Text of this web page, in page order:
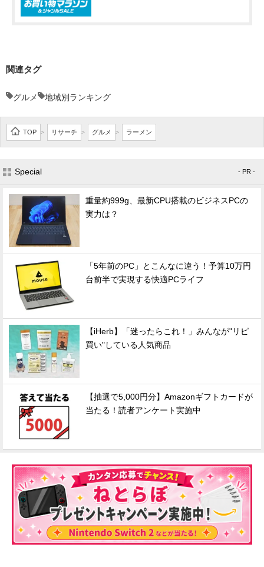
関連タグ
グルメ 地域別ランキング
TOP > リサーチ > グルメ > ラーメン
Special - PR -
重量約999g、最新CPU搭載のビジネスPCの
実力は？
「5年前のPC」とこんなに違う！予算10万円
台前半で実現する快適PCライフ
【iHerb】「迷ったらこれ！」みんなが"リピ
買い"している人気商品
【抽選で5,000円分】Amazonギフトカードが
当たる！読者アンケート実施中